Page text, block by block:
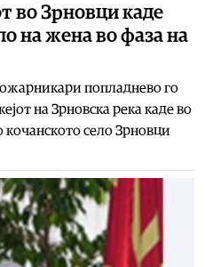
во Зрновци каде
на жена во фаза на
попладнево го
на Зрновска река каде во
село Зрновци